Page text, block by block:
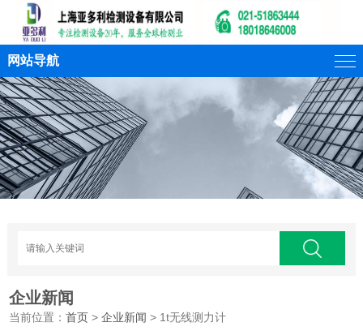
网站导航
企业新闻
当前位置：首页 >企业新闻 > 1t无线测力计